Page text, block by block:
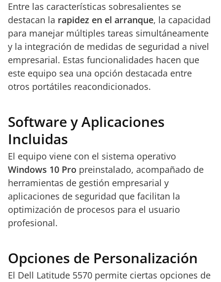
Entre las características sobresalientes se
destacan la rapidez en el arranque, la capacidad
para manejar múltiples tareas simultáneamente
y la integración de medidas de seguridad a nivel
empresarial. Estas funcionalidades hacen que
este equipo sea una opción destacada entre
otros portátiles reacondicionados.
Software y Aplicaciones
Incluidas
El equipo viene con el sistema operativo
Windows 10 Pro preinstalado, acompañado de
herramientas de gestión empresarial y
aplicaciones de seguridad que facilitan la
optimización de procesos para el usuario
profesional.
Opciones de Personalización
El Dell Latitude 5570 permite ciertas opciones de